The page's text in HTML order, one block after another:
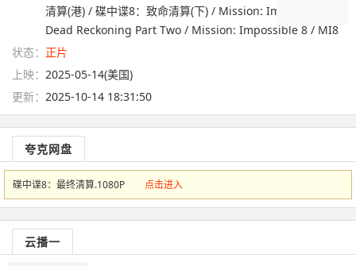
清算(港) / 碟中谍8：致命清算(下) / Mission: Impossible –
Dead Reckoning Part Two / Mission: Impossible 8 / MI8
状态： 正片
上映： 2025-05-14(美国)
更新： 2025-10-14 18:31:50
夸克网盘
碟中谍8：最终清算.1080P 点击进入
云播一